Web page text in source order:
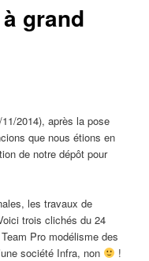
grand
2014), après la pose
que nous étions en
de notre dépôt pour
les travaux de
trois clichés du 24
Pro modélisme des
société Infra, non
!